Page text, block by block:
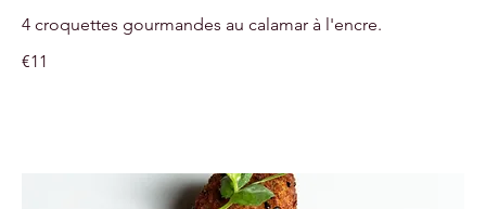
4 croquettes gourmandes au calamar à l'encre.
€11